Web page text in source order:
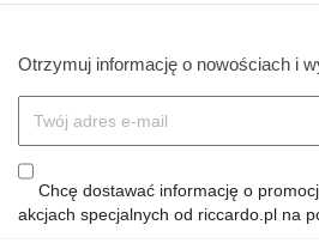
Otrzymuj informację o nowościach i
Chcę dostawać informację o
akcjach specjalnych od riccardo.pl na